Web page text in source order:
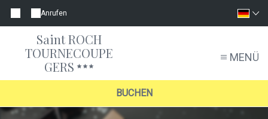
Anrufen
Saint ROCH
TOURNECOUPE
GERS
MENÜ
BUCHEN